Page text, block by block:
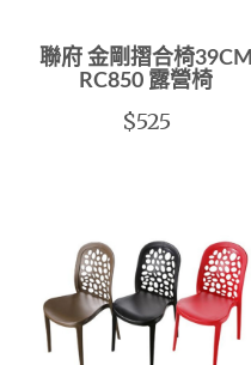
聯府 金剛摺合椅39CM
RC850 露營椅
$525